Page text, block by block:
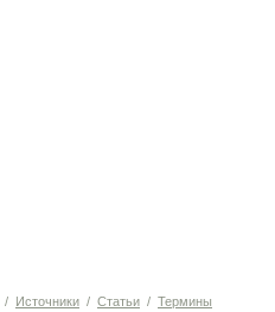
/ Источники / Статьи / Термины